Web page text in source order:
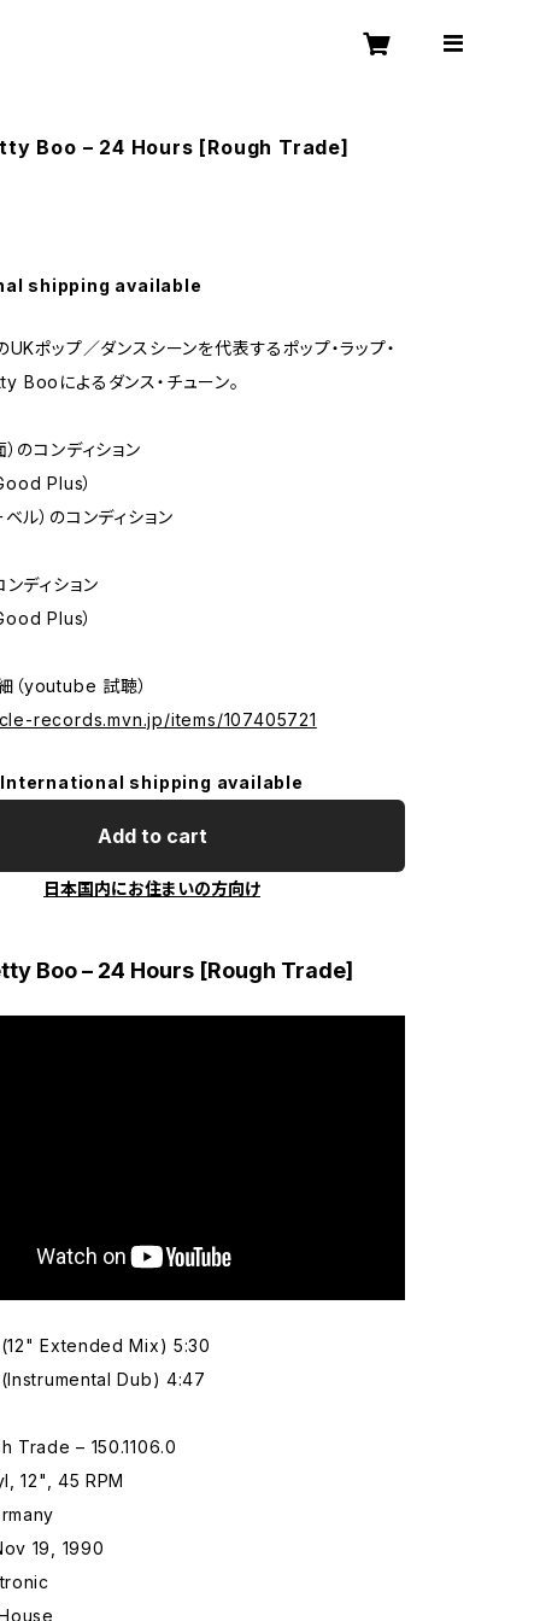
Boo – 24 Hours [Rough Trade]
shipping available
ポップ／ダンスシーンを代表するポップ・ラップ・
Booによるダンス・チューン。
のコンディション
Plus）
ル）のコンディション
ンディション
Plus）
（youtube 試聴）
records.mvn.jp/items/107405721
International shipping available
Add to cart
日本国内にお住まいの方向け
Boo – 24 Hours [Rough Trade]
Extended Mix) 5:30
Dub) 4:47
Trade – 150.1106.0
12", 45 RPM
19, 1990